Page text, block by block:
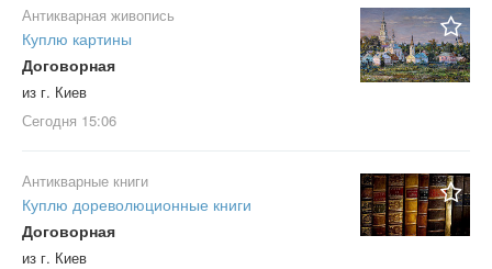
Антикварная живопись
Куплю картины
Договорная
из г. Киев
Сегодня 15:06
Антикварные книги
Куплю дореволюционные книги
Договорная
из г. Киев